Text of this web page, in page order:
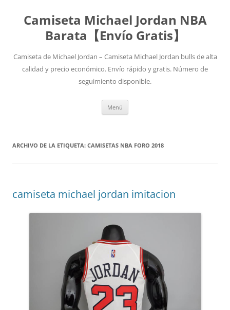
Camiseta Michael Jordan NBA
Barata【Envío Gratis】
Camiseta de Michael Jordan – Camiseta Michael Jordan bulls de alta
calidad y precio económico. Envío rápido y gratis. Número de
seguimiento disponible.
Menú
ARCHIVO DE LA ETIQUETA: CAMISETAS NBA FORO 2018
camiseta michael jordan imitacion